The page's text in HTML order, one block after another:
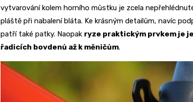
vytvarování kolem horního můstku je zcela
pláště při nabalení bláta. Ke krásným detailům, navíc
patří také patky. Naopak ryze praktickým prvkem je
řadicích bovdenů až k měničům.